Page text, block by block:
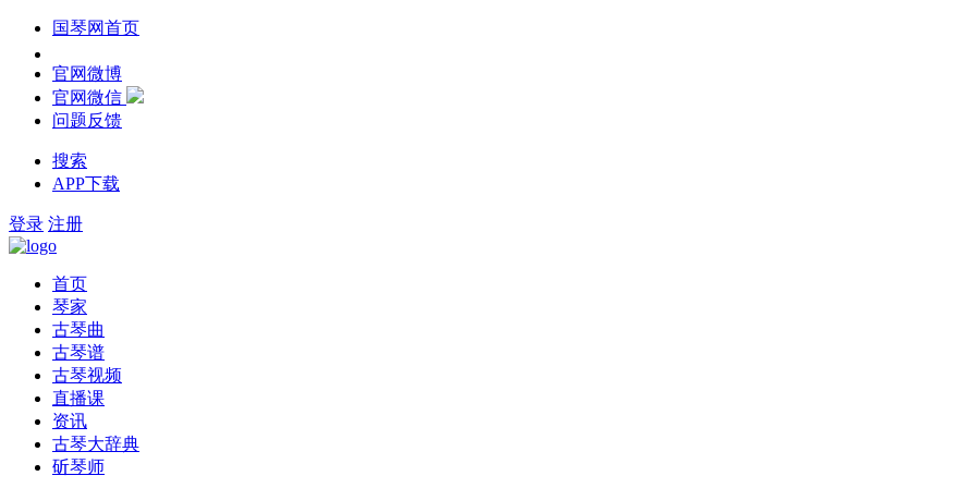
国琴网首页
官网微博
官网微信
问题反馈
搜索
APP下载
登录 注册
首页
琴家
古琴曲
古琴谱
古琴视频
直播课
资讯
古琴大辞典
斫琴师